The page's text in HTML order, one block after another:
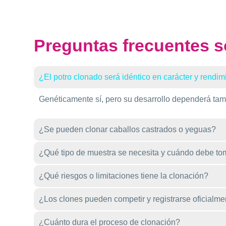
Preguntas frecuentes
¿El potro clonado será idéntico en carácter y
Genéticamente sí, pero su desarrollo dependerá
¿Se pueden clonar caballos castrados o yeguas?
¿Qué tipo de muestra se necesita y cuándo debe
¿Qué riesgos o limitaciones tiene la clonación?
¿Los clones pueden competir y registrarse
¿Cuánto dura el proceso de clonación?